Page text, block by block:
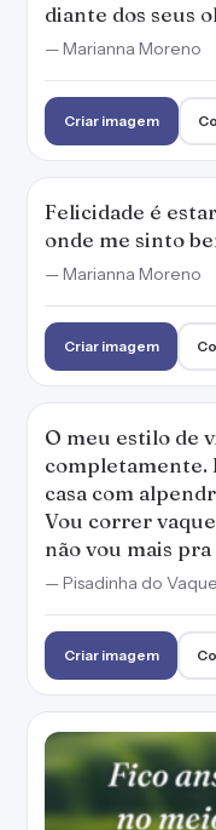
diante dos seus
— Marianna Moreno
Criar imagem
Felicidade é
onde me sinto
— Marianna Moreno
Criar imagem
O meu estilo de
completamente.
casa com
Vou correr
não vou mais pra
— Pisadinha do
Criar imagem